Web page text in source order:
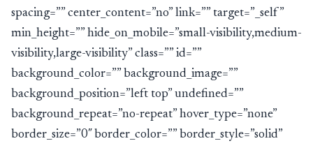
spacing=”” center_content=”no” link=”” target=”_self”
min_height=”” hide_on_mobile=”small-visibility,medium-
visibility,large-visibility” class=”” id=””
background_color=”” background_image=””
background_position=”left top” undefined=””
background_repeat=”no-repeat” hover_type=”none”
border_size=”0″ border_color=”” border_style=”solid”